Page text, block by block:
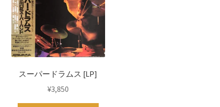
スーパードラムス [LP]
¥3,850